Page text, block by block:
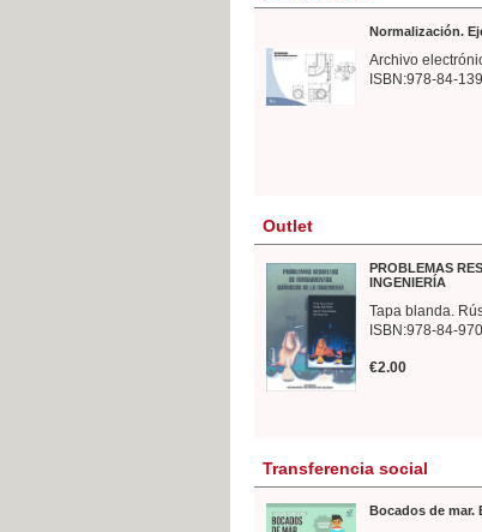
Normalización.
Archivo
ISBN:978-84-
Outlet
PROBLEMAS
INGENIERÍA
Tapa blanda.
ISBN:978-84-
€2.00
Transferencia social
Bocados de mar.